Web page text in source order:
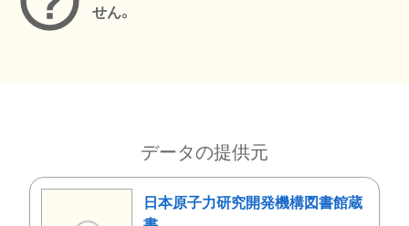
せん。
データの提供元
日本原子力研究開発機構図書館蔵